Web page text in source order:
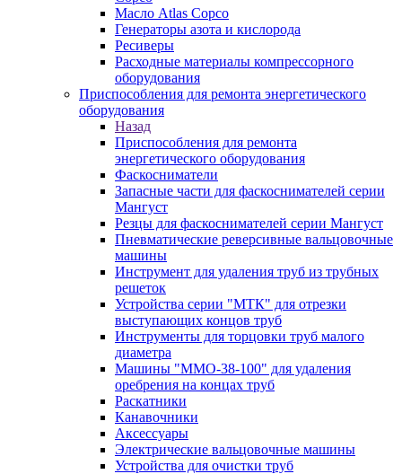
Масло Atlas Copco
Генераторы азота и кислорода
Ресиверы
Расходные материалы компрессорного
оборудования
Приспособления для ремонта энергетического
оборудования
Назад
Приспособления для ремонта
энергетического оборудования
Фаскосниматели
Запасные части для фаскоснимателей серии
Мангуст
Резцы для фаскоснимателей серии Мангуст
Пневматические реверсивные вальцовочные
машины
Инструмент для удаления труб из трубных
решеток
Устройства серии "МТК" для отрезки
выступающих концов труб
Инструменты для торцовки труб малого
диаметра
Машины "ММО-38-100" для удаления
оребрения на концах труб
Раскатники
Канавочники
Аксессуары
Электрические вальцовочные машины
Устройства для очистки труб